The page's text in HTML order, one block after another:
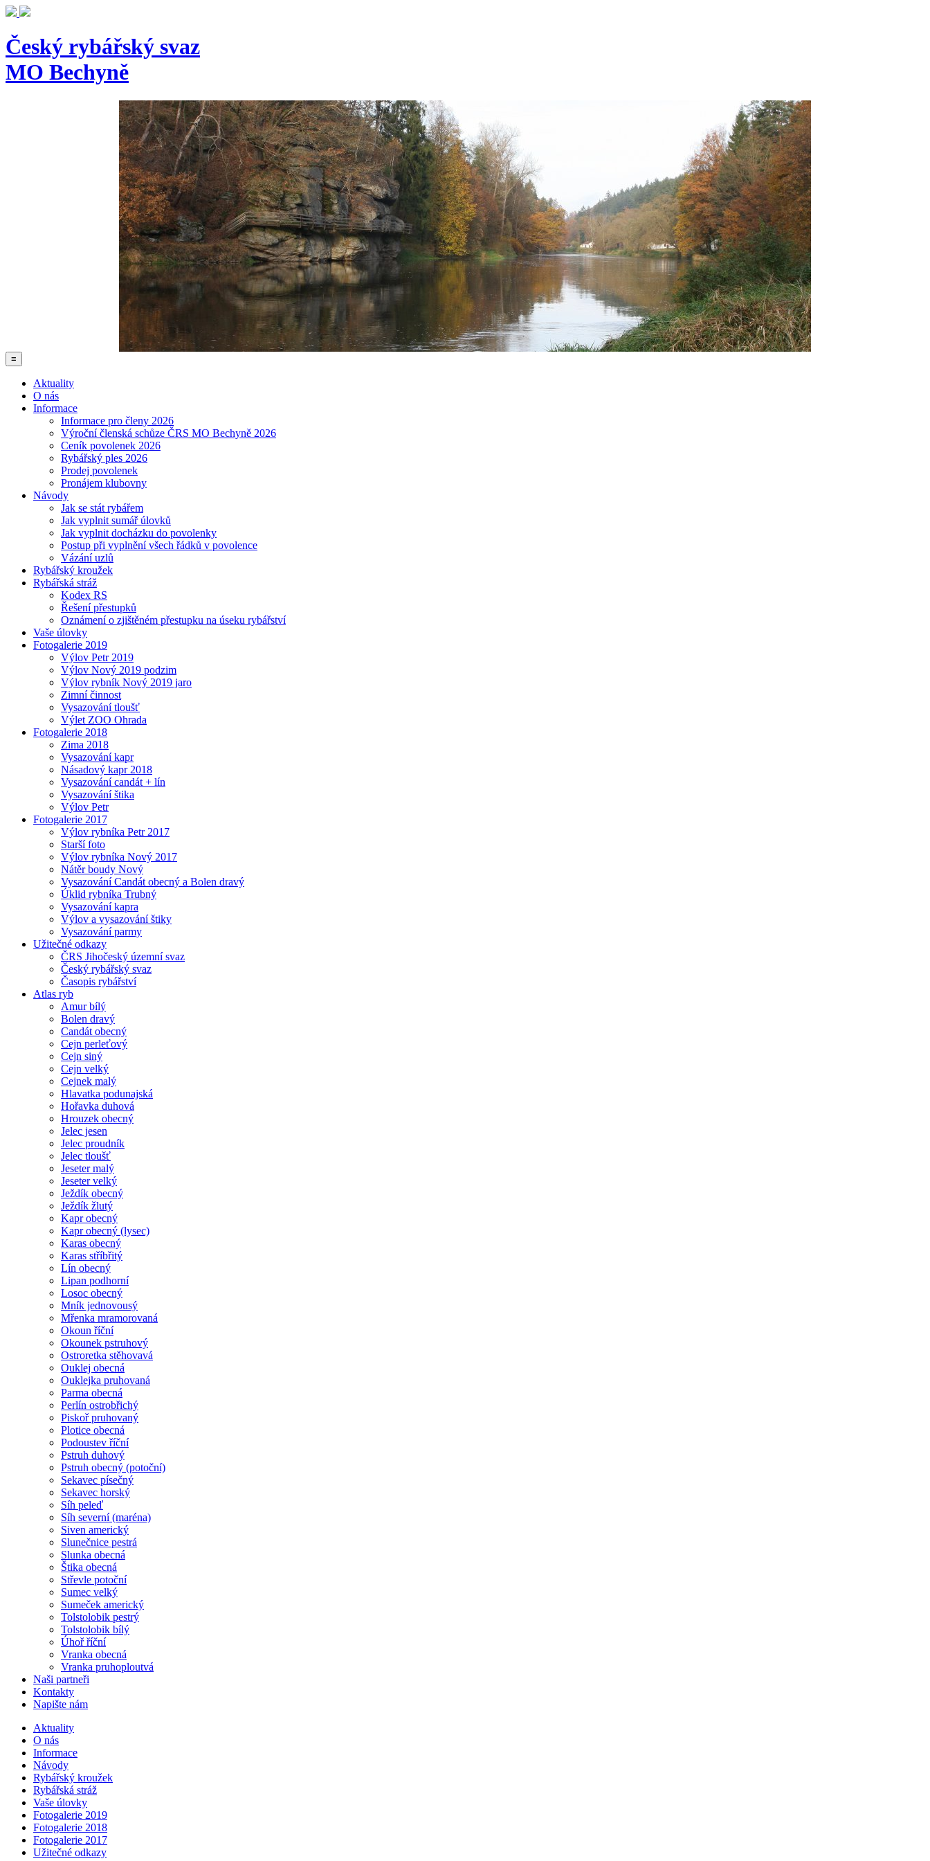
Český rybářský svaz
MO Bechyně
≡
Aktuality
O nás
Informace
Informace pro členy 2026
Výroční členská schůze ČRS MO Bechyně 2026
Ceník povolenek 2026
Rybářský ples 2026
Prodej povolenek
Pronájem klubovny
Návody
Jak se stát rybářem
Jak vyplnit sumář úlovků
Jak vyplnit docházku do povolenky
Postup při vyplnění všech řádků v povolence
Vázání uzlů
Rybářský kroužek
Rybářská stráž
Kodex RS
Řešení přestupků
Oznámení o zjištěném přestupku na úseku rybářství
Vaše úlovky
Fotogalerie 2019
Výlov Petr 2019
Výlov Nový 2019 podzim
Výlov rybník Nový 2019 jaro
Zimní činnost
Vysazování tloušť
Výlet ZOO Ohrada
Fotogalerie 2018
Zima 2018
Vysazování kapr
Násadový kapr 2018
Vysazování candát + lín
Vysazování štika
Výlov Petr
Fotogalerie 2017
Výlov rybníka Petr 2017
Starší foto
Výlov rybníka Nový 2017
Nátěr boudy Nový
Vysazování Candát obecný a Bolen dravý
Úklid rybníka Trubný
Vysazování kapra
Výlov a vysazování štiky
Vysazování parmy
Užitečné odkazy
ČRS Jihočeský územní svaz
Český rybářský svaz
Časopis rybářství
Atlas ryb
Amur bílý
Bolen dravý
Candát obecný
Cejn perleťový
Cejn siný
Cejn velký
Cejnek malý
Hlavatka podunajská
Hořavka duhová
Hrouzek obecný
Jelec jesen
Jelec proudník
Jelec tloušť
Jeseter malý
Jeseter velký
Ježdík obecný
Ježdík žlutý
Kapr obecný
Kapr obecný (lysec)
Karas obecný
Karas stříbřitý
Lín obecný
Lipan podhorní
Losoc obecný
Mník jednovousý
Mřenka mramorovaná
Okoun říční
Okounek pstruhový
Ostroretka stěhovavá
Ouklej obecná
Ouklejka pruhovaná
Parma obecná
Perlín ostrobřichý
Piskoř pruhovaný
Plotice obecná
Podoustev říční
Pstruh duhový
Pstruh obecný (potoční)
Sekavec písečný
Sekavec horský
Síh peleď
Síh severní (maréna)
Siven americký
Slunečnice pestrá
Slunka obecná
Štika obecná
Střevle potoční
Sumec velký
Sumeček americký
Tolstolobik pestrý
Tolstolobik bílý
Úhoř říční
Vranka obecná
Vranka pruhoploutvá
Naši partneři
Kontakty
Napište nám
Aktuality
O nás
Informace
Návody
Rybářský kroužek
Rybářská stráž
Vaše úlovky
Fotogalerie 2019
Fotogalerie 2018
Fotogalerie 2017
Užitečné odkazy